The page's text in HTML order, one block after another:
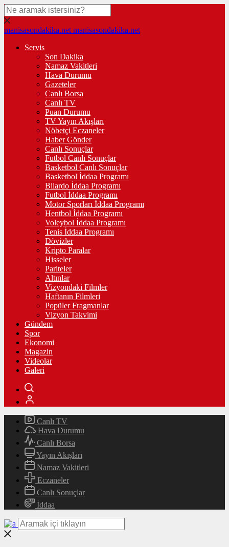
manisasondakika.net manisasondakika.net
Servis
Son Dakika
Namaz Vakitleri
Hava Durumu
Gazeteler
Canlı Borsa
Canlı TV
Puan Durumu
TV Yayın Akışları
Nöbetçi Eczaneler
Haber Gönder
Canlı Sonuçlar
Futbol Canlı Sonuçlar
Basketbol Canlı Sonuçlar
Basketbol İddaa Programı
Bilardo İddaa Programı
Futbol İddaa Programı
Motor Sporları İddaa Programı
Hentbol İddaa Programı
Voleybol İddaa Programı
Tenis İddaa Programı
Dövizler
Kripto Paralar
Hisseler
Pariteler
Altınlar
Vizyondaki Filmler
Haftanın Filmleri
Popüler Fragmanlar
Vizyon Takvimi
Gündem
Spor
Ekonomi
Magazin
Videolar
Galeri
Canlı TV
Hava Durumu
Canlı Borsa
Yayın Akışları
Namaz Vakitleri
Eczaneler
Canlı Sonuçlar
İddaa